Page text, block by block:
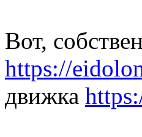
Вот,
https://
движка